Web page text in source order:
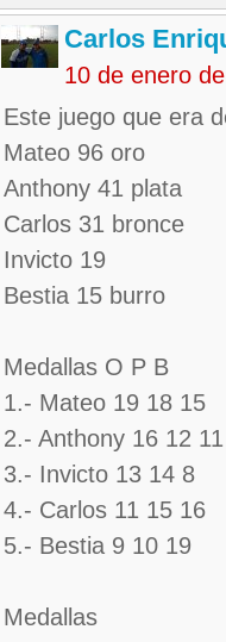
Carlos
10 de enero
Este juego que era
Mateo 96 oro
Anthony 41 plata
Carlos 31 bronce
Invicto 19
Bestia 15 burro
Medallas O P B
1.- Mateo 19 18 15
2.- Anthony 16 12 11
3.- Invicto 13 14 8
4.- Carlos 11 15 16
5.- Bestia 9 10 19
Medallas